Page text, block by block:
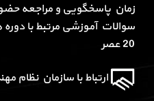
زمان پاسخگویی و مراجعه
20 عصر
ارتباط با سازمان نظام